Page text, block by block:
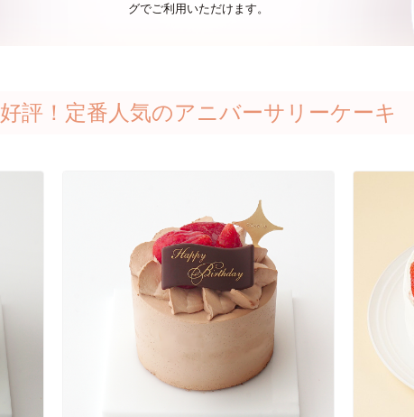
グでご利用いただけます。
好評！定番人気のアニバーサリーケーキ